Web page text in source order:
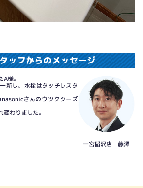
ッフからのメッセージ
様。
新し、水栓はタッチレスタ
さんのウツクシーズ
わりました。
一宮稲沢店 藤澤